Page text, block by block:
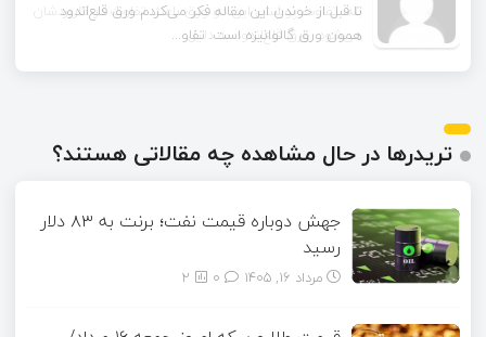
تا قبل از خوندن این مقاله فکر می‌کردم ورق قلع‌اندود
همون ورق گالوانیزه است. تفاو...
تریدرها در حال مشاهده چه مقالاتی هستند؟
جهش دوباره قیمت نفت؛ برنت به ۸۳ دلار
رسید
مرداد ۱۶, ۱۴۰۵ 2